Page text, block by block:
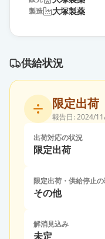
製造 大塚製薬
供給状況
限定出荷
報告日: 2024/
出荷対応の状況
限定出荷
限定出荷・供給停止
その他
解消見込み
未定